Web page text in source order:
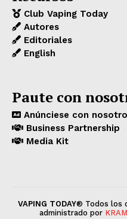
Club Vaping Today
Autores
Editoriales
English
Paute con
Anúnciese con
Business Partnership
Media Kit
VAPING TODAY® Todos los
administrado por